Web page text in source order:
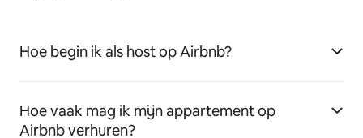
Hoe begin ik als host op Airbnb?
Hoe vaak mag ik mijn appartement op
Airbnb verhuren?